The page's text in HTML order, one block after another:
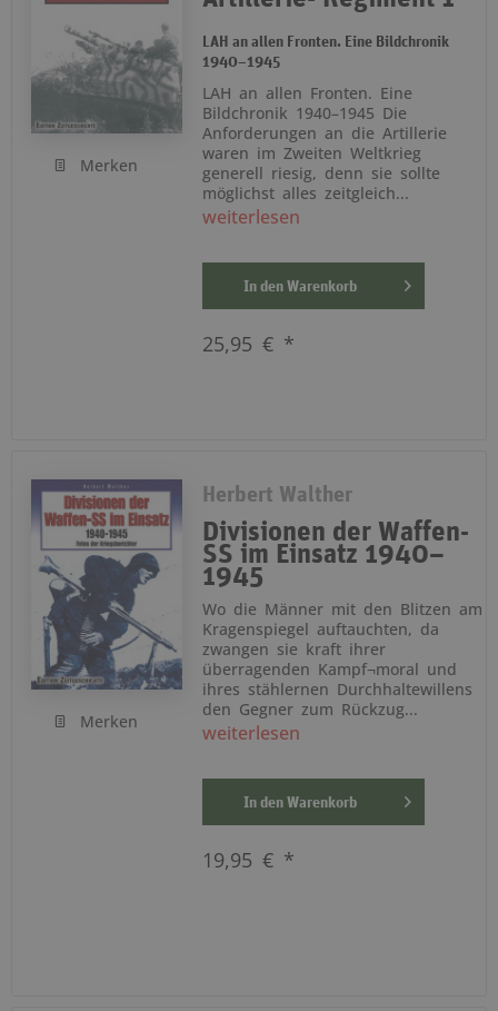
Merken
LAH an allen Fronten. Eine Bildchronik
1940–1945
LAH an allen Fronten. Eine
Bildchronik 1940–1945 Die
Anforderungen an die Artillerie
waren im Zweiten Weltkrieg
generell riesig, denn sie sollte
möglichst alles zeitgleich...
weiterlesen
In den Warenkorb
25,95 € *
Merken
Herbert Walther
Divisionen der Waffen-
SS im Einsatz 1940–
1945
Wo die Männer mit den Blitzen am
Kragenspiegel auftauchten, da
zwangen sie kraft ihrer
überragenden Kampf¬moral und
ihres stählernen Durchhaltewillens
den Gegner zum Rückzug...
weiterlesen
In den Warenkorb
19,95 € *